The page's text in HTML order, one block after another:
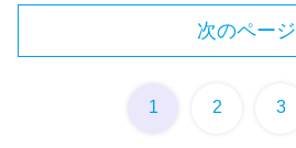
次のページ
1 2 3